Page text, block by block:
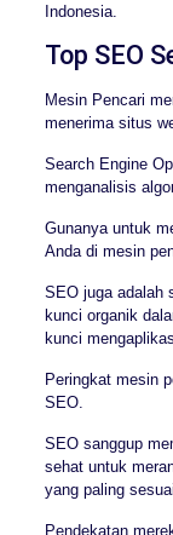
Indonesia.
Top SEO
Mesin Pencari
menerima situs
Search Engine
menganalisis
Gunanya untuk
Anda di mesin
SEO juga adalah
kunci organik
kunci
Peringkat mesin
SEO.
SEO sanggup
sehat untuk
yang paling sesuai.
Pendekatan